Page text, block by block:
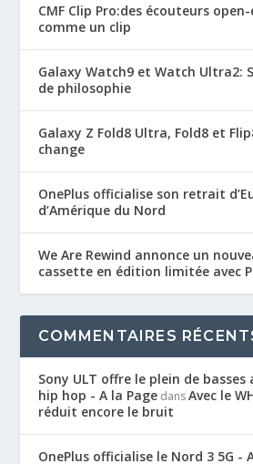
CMF Clip Pro:des écouteurs
comme un clip
Galaxy Watch9 et Watch Ultra2:
de philosophie
Galaxy Z Fold8 Ultra, Fold8 et
change
OnePlus officialise son retrait
d’Amérique du Nord
We Are Rewind annonce un
cassette en édition limitée avec
COMMENTAIRES
Sony ULT offre le plein de
hip hop - A la Page dansAvec le
réduit encore le bruit
OnePlus officialise le Nord 3 5G -